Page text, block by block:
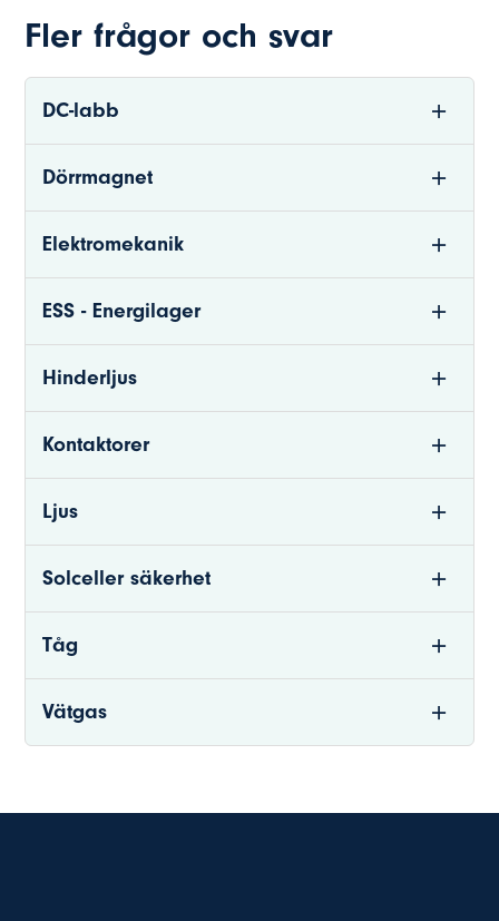
Fler frågor och svar
DC-labb
Dörrmagnet
Elektromekanik
ESS - Energilager
Hinderljus
Kontaktorer
Ljus
Solceller säkerhet
Tåg
Vätgas